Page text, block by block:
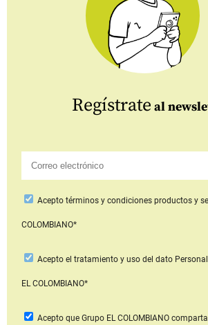
Regístrate al
Aceptotérminos y condiciones productos y
COLOMBIANO*
Acepto el tratamiento y uso del dato Personal
EL COLOMBIANO*
Acepto que Grupo EL COLOMBIANO